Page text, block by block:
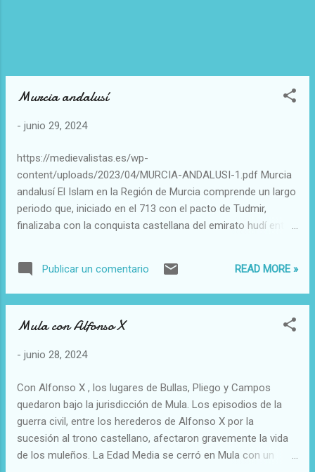
Murcia andalusí
- junio 29, 2024
https://medievalistas.es/wp-
content/uploads/2023/04/MURCIA-ANDALUSI-1.pdf Murcia
andalusí El Islam en la Región de Murcia comprende un largo
periodo que, iniciado en el 713 con el pacto de Tudmir,
finalizaba con la conquista castellana del emirato hudí entre
castellana a mediados del siglo XIII, la presencia andalusí se
mantuvo en nuestra región por las microsociedades
musulmanas (mudéjares y moriscas) que vivieron en ella
musulmana que, en la Edad Media, vivía en el territorio
Ándalus. Por su parte, reciben el nombre de moriscos
cristianismo en la península, especialmente entre los siglos
XV y XVII
Publicar un comentario READ MORE »
Mula con Alfonso X
- junio 28, 2024
Con Alfonso X , los lugares de Bullas, Pliego y Campos
quedaron bajo la jurisdicción de Mula. Los episodios de la
guerra civil, entre los herederos de Alfonso X por la
sucesión al trono castellano, afectaron gravemente la vida
de los muleños. La Edad Media se cerró en Mula con un